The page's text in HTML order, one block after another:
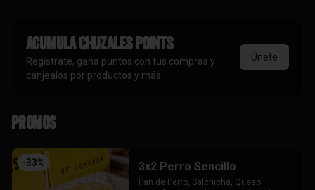
AcumulaChuzales Points
Regístrate, gana puntos con tus compras y
canjealos por productos y más
Únete
Promos
-33% 3x2 Perro Sencillo
Pan de Perro, Salchicha, Queso